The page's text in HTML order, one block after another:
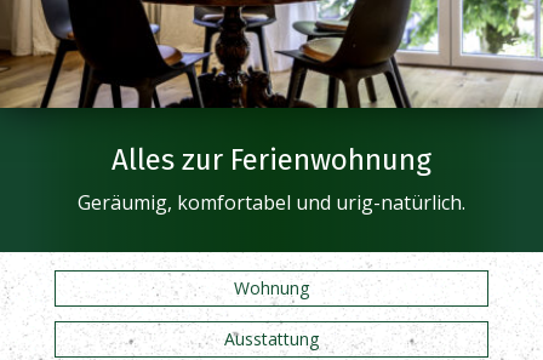
Alles zur Ferienwohnung
Geräumig, komfortabel und urig-natürlich.
Wohnung
Ausstattung